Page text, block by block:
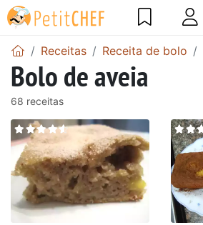
Receitas Receita de bolo
Bolo de aveia
68 receitas